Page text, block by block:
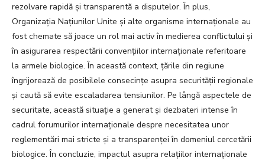
rezolvare rapidă și transparentă a disputelor. În plus,
Organizația Națiunilor Unite și alte organisme internaționale au
fost chemate să joace un rol mai activ în medierea conflictului și
în asigurarea respectării convențiilor internaționale referitoare
la armele biologice. În această context, țările din regiune
îngrijorează de posibilele consecințe asupra securității regionale
și caută să evite escaladarea tensiunilor. Pe lângă aspectele de
securitate, această situație a generat și dezbateri intense în
cadrul forumurilor internaționale despre necesitatea unor
reglementări mai stricte și a transparenței în domeniul cercetării
biologice. În concluzie, impactul asupra relațiilor internaționale